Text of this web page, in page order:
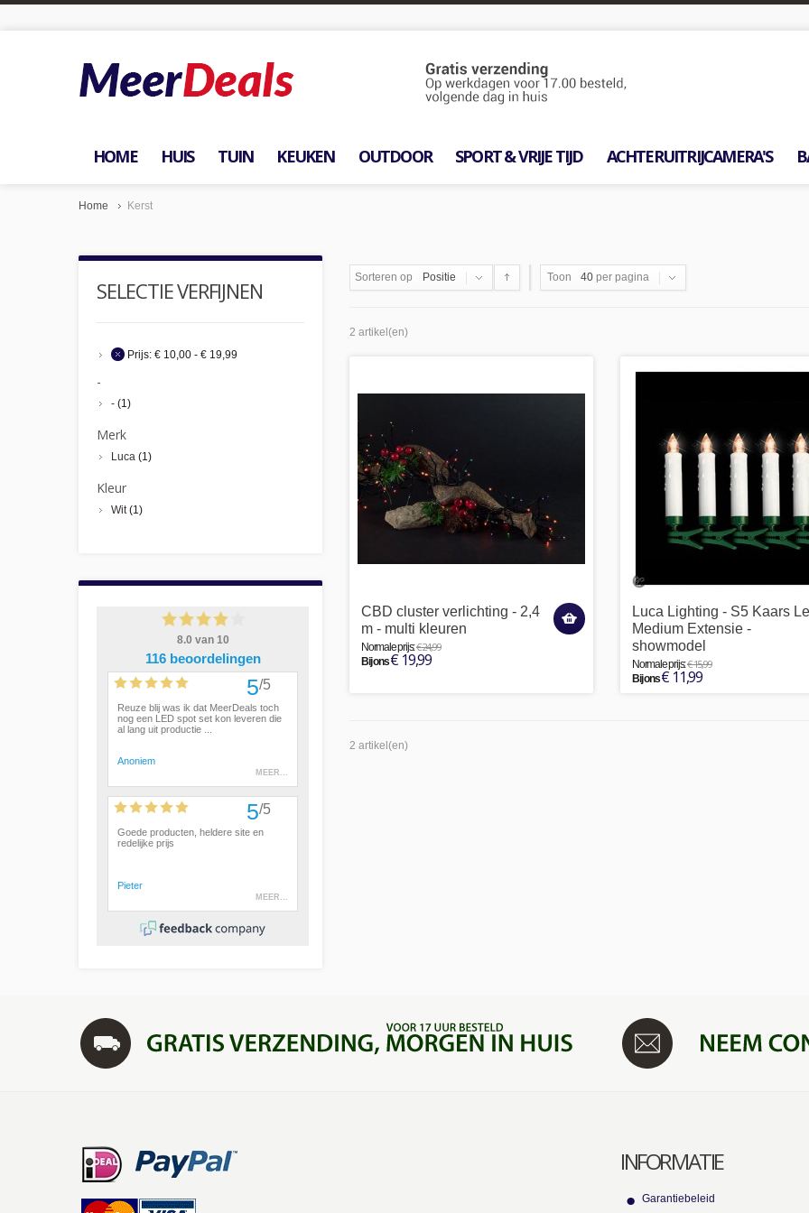
HOME HUIS TUIN KEUKEN OUTDOOR SPORT & VRIJE TIJD ACHTERUITRIJCAMERA'S
Home Kerst
Sorteren op Positie Toon 40 per pagina
2 artikel(en)
CBD cluster verlichting - 2,4
m - multi kleuren
Normale prijs:€ 24,99
Bij ons€ 19,99
Luca Lighting - S5 Kaars
Medium Extensie -
showmodel
Normale prijs:€ 15,99
Bij ons€ 11,99
2 artikel(en)
SELECTIE VERFIJNEN
Prijs: € 10,00 - € 19,99
-
- (1)
Merk
Luca (1)
Kleur
Wit(1)
INFORMATIE
Garantiebeleid